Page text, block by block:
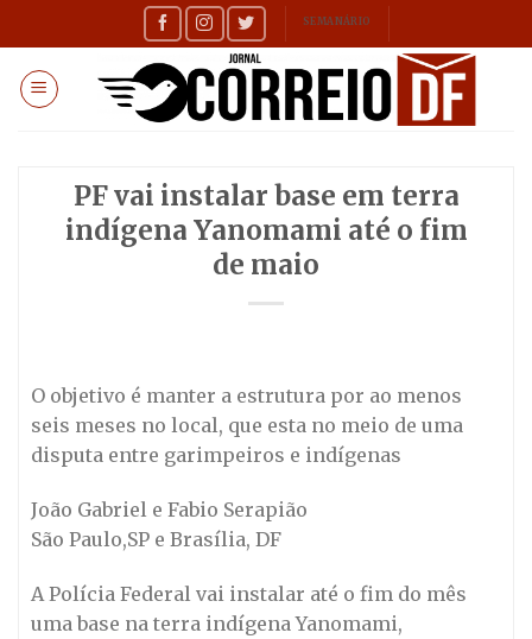
to
content
SEMANÁRIO
PF vai instalar base em terra
indígena Yanomami até o fim
de maio
O objetivo é manter a estrutura por ao menos
seis meses no local, que esta no meio de uma
disputa entre garimpeiros e indígenas
João Gabriel e Fabio Serapião
São Paulo,SP e Brasília, DF
A Polícia Federal vai instalar até o fim do mês
uma base na terra indígena Yanomami,